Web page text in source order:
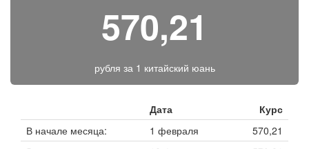
570,21
рубля за 1 китайский юань
Дата
Курс
В начале месяца:
1 февраля
570,21